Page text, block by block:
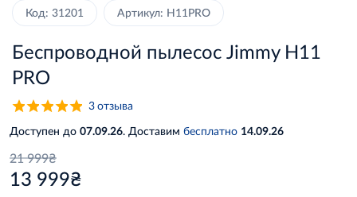
Код: 31201 Артикул: H11PRO
Беспроводной пылесос Jimmy H11
PRO
3отзыва
Доступен до 07.09.26. Доставим бесплатно 14.09.26
21 999₴
13 999₴